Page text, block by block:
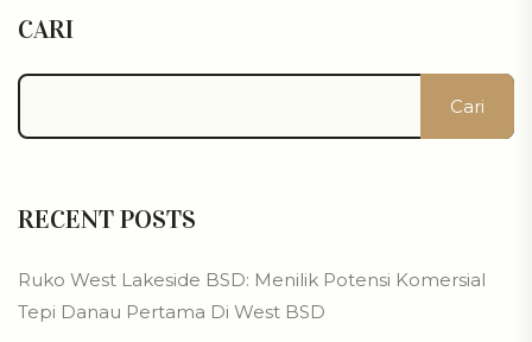
CARI
Cari
RECENT POSTS
Ruko West Lakeside BSD: Menilik Potensi Komersial
Tepi Danau Pertama Di West BSD